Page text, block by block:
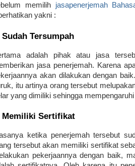
memilih jasapenerjemah
yakni :
Sudah Tersumpah
adalah pihak atau jasa
jasa penerjemah. Karena
akan dilakukan dengan
itu artinya orang tersebut
yang dimiliki sehingga
Memiliki Sertifikat
ketika penerjemah tersebut
tersebut akan memiliki sertifikat
pekerjaannya dengan baik,